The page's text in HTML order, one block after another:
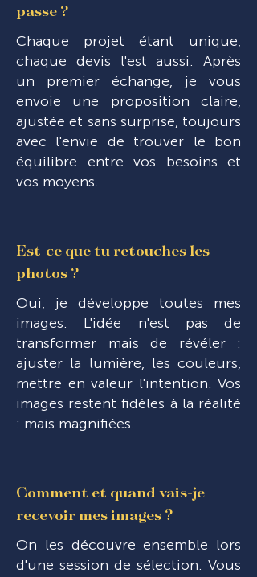
passe ?
Chaque projet étant unique,
chaque devis l'est aussi. Après
un premier échange, je vous
envoie une proposition claire,
ajustée et sans surprise, toujours
avec l'envie de trouver le bon
équilibre entre vos besoins et
vos moyens.
Est-ce que tu retouches les
photos ?
Oui, je développe toutes mes
images. L'idée n'est pas de
transformer mais de révéler :
ajuster la lumière, les couleurs,
mettre en valeur l'intention. Vos
images restent fidèles à la réalité
: mais magnifiées.
Comment et quand vais-je
recevoir mes images ?
On les découvre ensemble lors
d'une session de sélection. Vous